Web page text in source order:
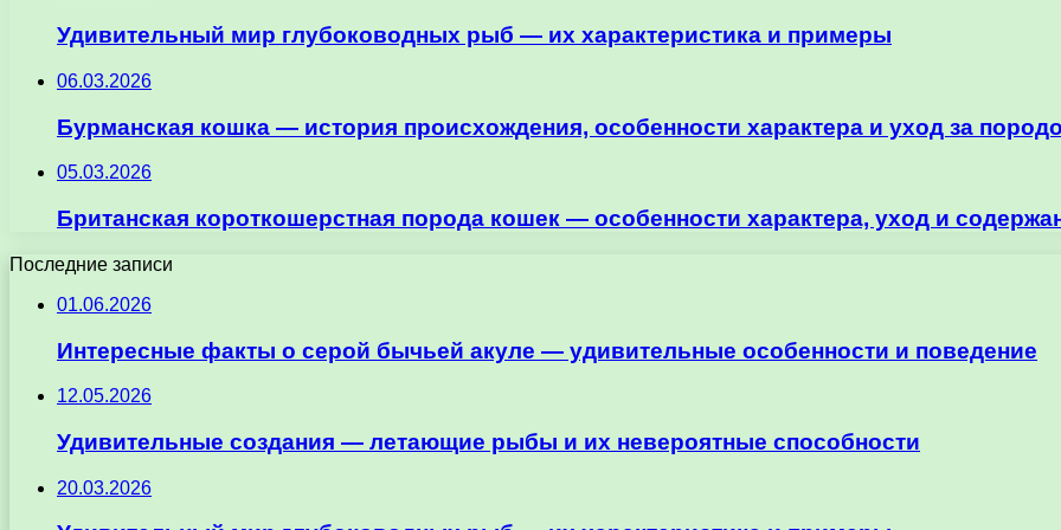
Удивительный мир глубоководных рыб — их характеристика и примеры
06.03.2026
Бурманская кошка — история происхождения, особенности характера и уход за
05.03.2026
Британская короткошерстная порода кошек — особенности характера, уход и
Последние записи
01.06.2026
Интересные факты о серой бычьей акуле — удивительные особенности и поведение
12.05.2026
Удивительные создания — летающие рыбы и их невероятные способности
20.03.2026